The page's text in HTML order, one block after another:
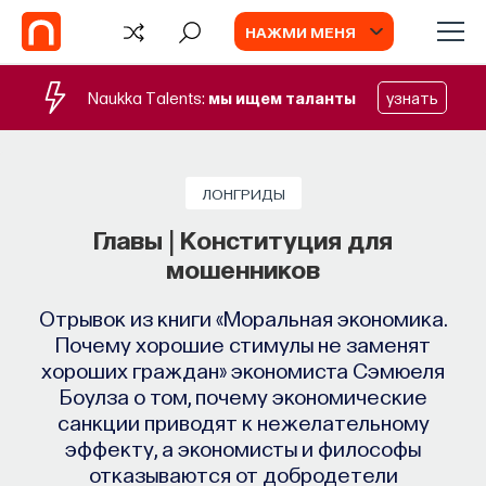
НАЖМИ МЕНЯ
Naukka Talents: мы ищем таланты узнать
ЛОНГРИДЫ
Главы | Конституция для
мошенников
Отрывок из книги «Моральная экономика.
Почему хорошие стимулы не заменят
хороших граждан» экономиста Сэмюеля
Боулза о том, почему экономические
санкции приводят к нежелательному
эффекту, а экономисты и философы
отказываются от добродетели
Философский поиск: начала
Как философия помогает составлять
собственное мнение о происходящем
ПОСТНАУКА СОХРАНИТЬ В ЗАКЛАДКИ